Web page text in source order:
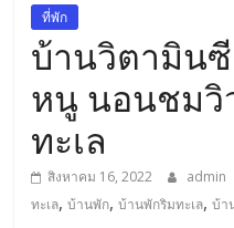
การ
เดิน
ทาง
สถาน
ท่อง
เที่ยว
ที่พัก
บ้านวิตามิน
หนู นอนชมวิ
ทะเล
สิงหาคม 16, 2022 admin
ทะเล,บ้านพัก,บ้านพักริมทะเล,บ้า